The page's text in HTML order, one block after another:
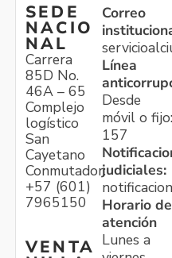
SEDE
NACIO
NAL
Carrera
85D No.
46A – 65
Complejo
logístico
San
Cayetano
Conmutador:
+57 (601)
7965150
VENTA
Correo
Línea
Desde
móvil o fijo:
157
judiciales:
Horario de
atención
Lunes a